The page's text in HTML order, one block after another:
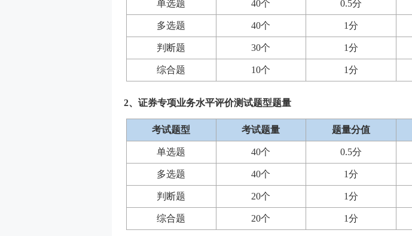
单选题 40个 0.5分
多选题 40个 1分
判断题 30个 1分
综合题 10个 1分
2、证券专项业务水平评价测试题型题量
考试题型 考试题量 题量分值
单选题 40个 0.5分
多选题 40个 1分
判断题 20个 1分
综合题 20个 1分